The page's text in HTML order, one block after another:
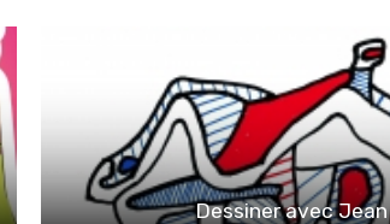
Dessiner avec